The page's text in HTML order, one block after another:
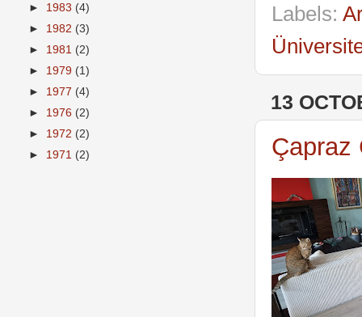
Labels:
13
Çapraz
► 1983 (4)
► 1982 (3)
► 1981 (2)
► 1979 (1)
► 1977 (4)
► 1976 (2)
► 1972 (2)
► 1971 (2)